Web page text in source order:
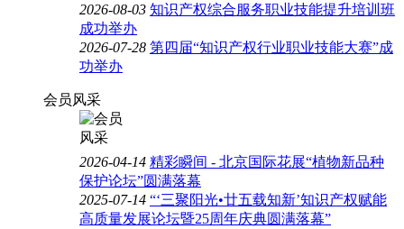
2026-08-03 知识产权综合服务职业技能提升培训班
成功举办
2026-07-28 第四届“知识产权行业职业技能大赛”成
功举办
会员风采
2026-04-14 精彩瞬间 - 北京国际花展“植物新品种
保护论坛”圆满落幕
2025-07-14 “‘三聚阳光•廿五载知新’知识产权赋能
高质量发展论坛暨25周年庆典圆满落幕”